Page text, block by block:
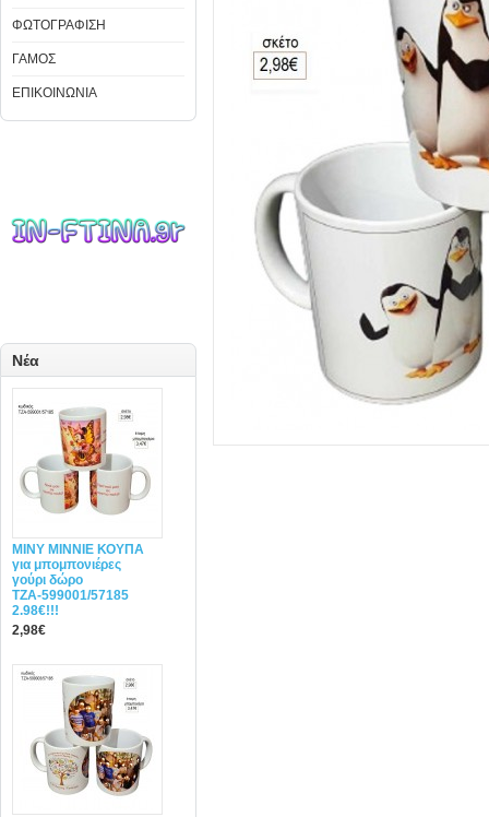
ΦΩΤΟΓΡΑΦΙΣΗ
ΓΑΜΟΣ
ΕΠΙΚΟΙΝΩΝΙΑ
Νέα
MINY ΜΙΝΝΙΕ ΚΟΥΠΑ
για μπομπονιέρες
γούρι δώρο
ΤΖΑ-599001/57185
2.98€!!!
2,98€